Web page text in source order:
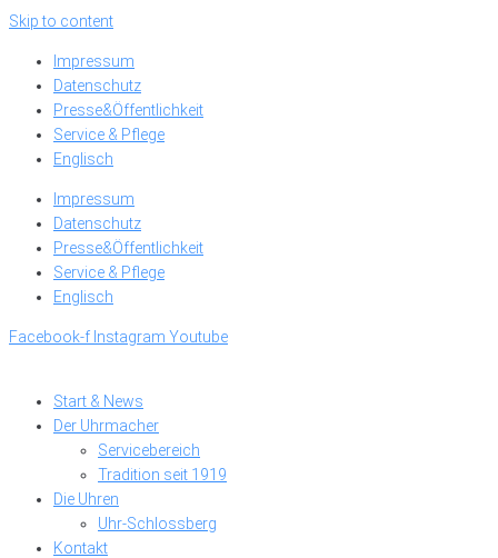
Skip to content
Impressum
Datenschutz
Presse&Öffentlichkeit
Service & Pflege
Englisch
Impressum
Datenschutz
Presse&Öffentlichkeit
Service & Pflege
Englisch
Facebook-f Instagram Youtube
Start & News
Der Uhrmacher
Servicebereich
Tradition seit 1919
Die Uhren
Uhr-Schlossberg
Kontakt